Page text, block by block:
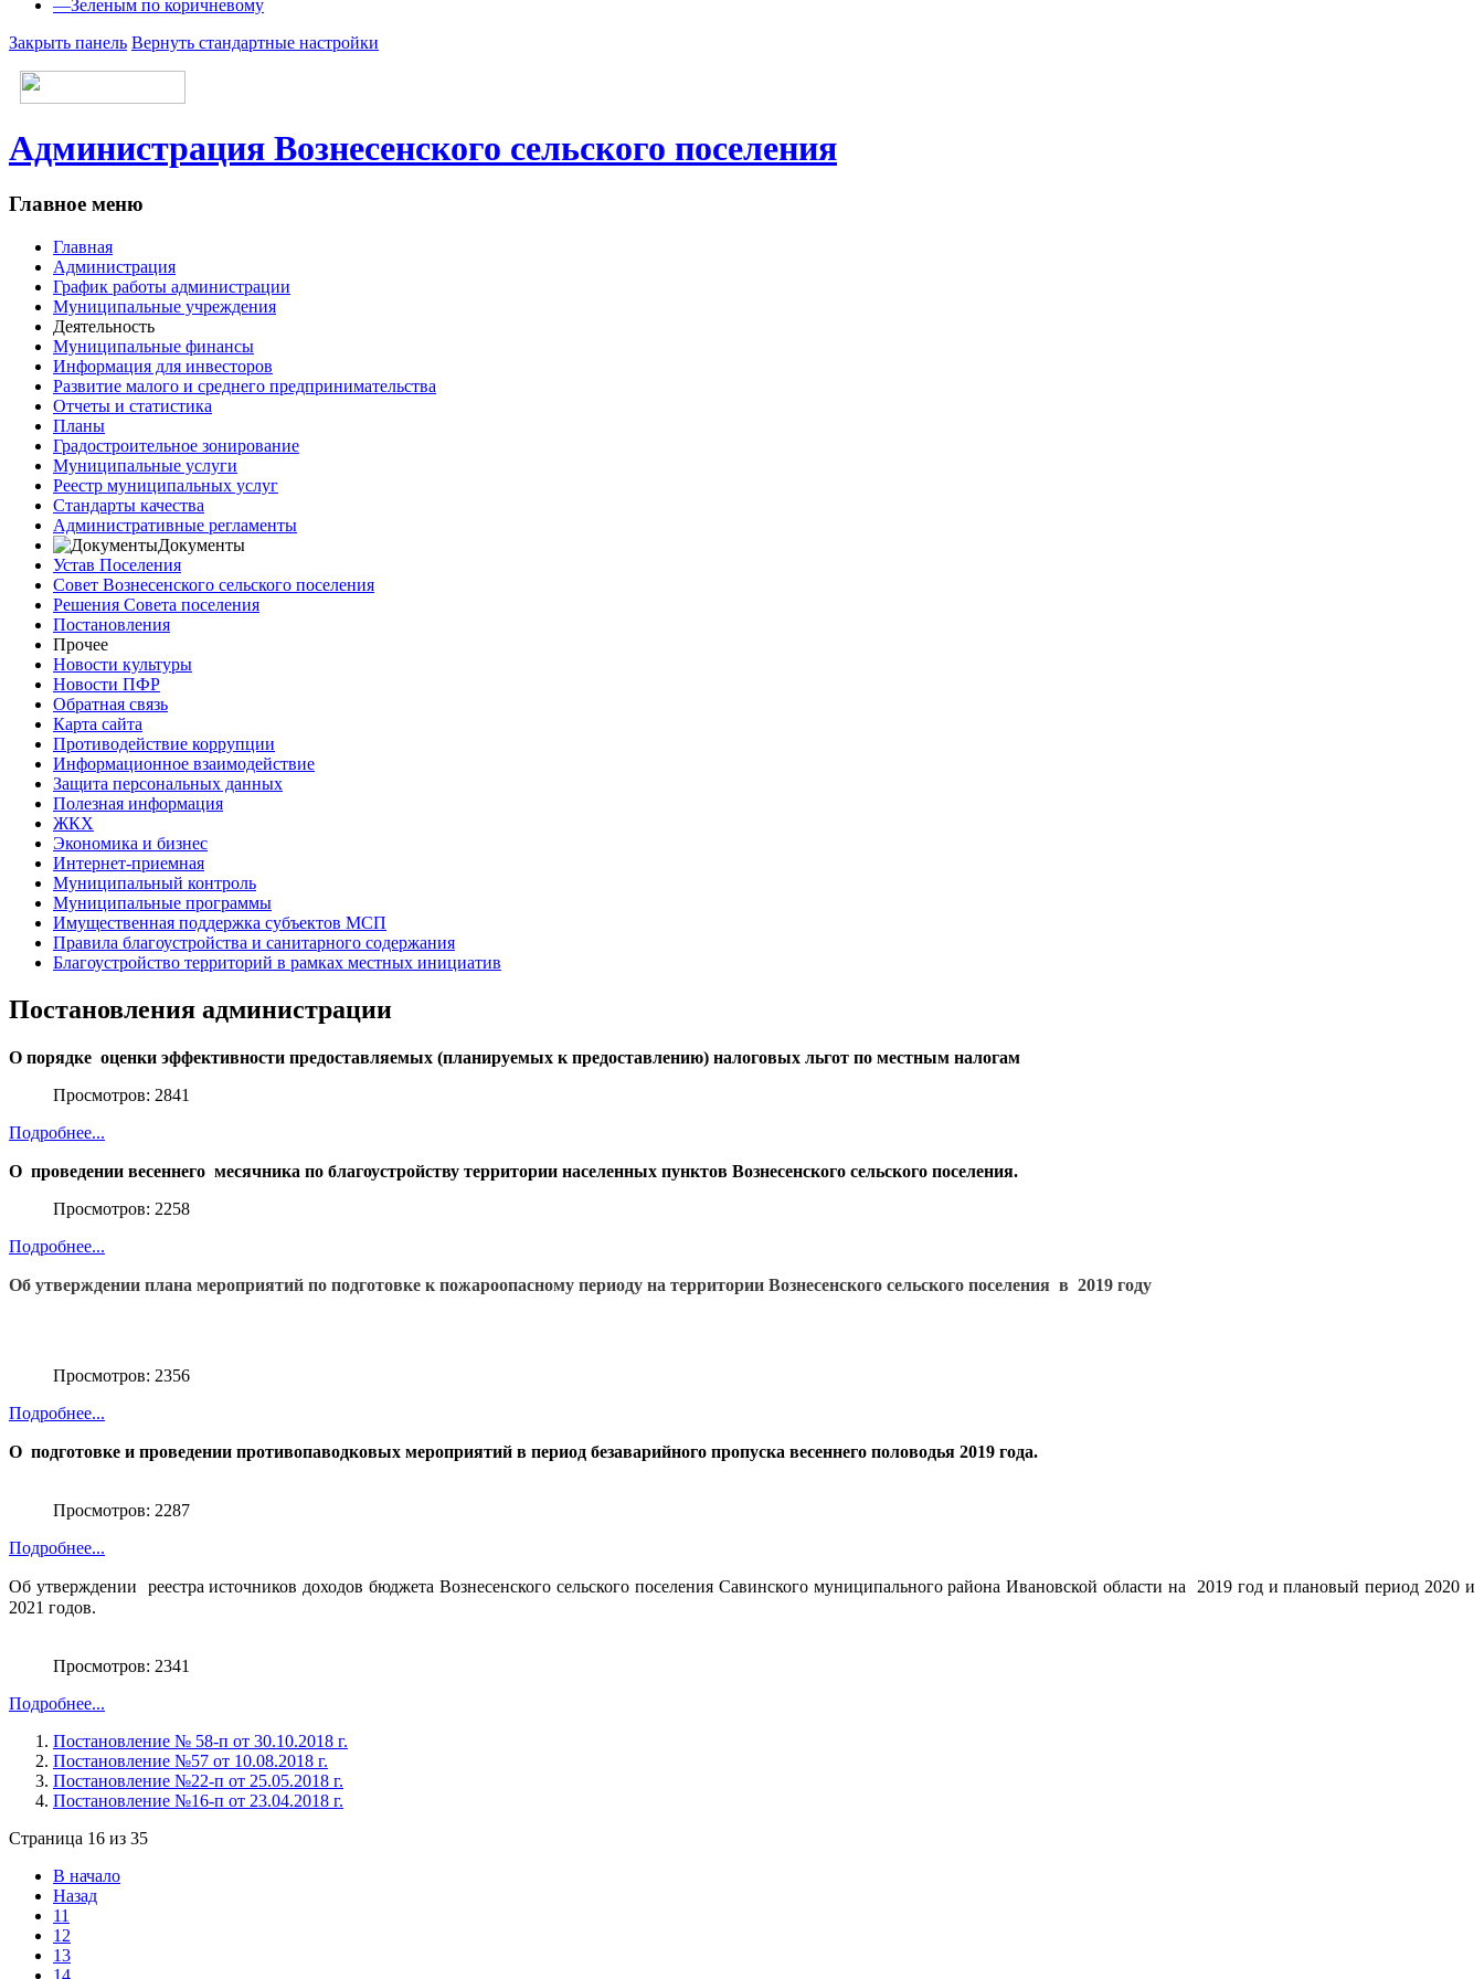
—Зеленым по коричневому
Закрыть панель Вернуть стандартные настройки
Администрация Вознесенского сельского поселения
Главное меню
Главная
Администрация
График работы администрации
Муниципальные учреждения
Деятельность
Муниципальные финансы
Информация для инвесторов
Развитие малого и среднего предпринимательства
Отчеты и статистика
Планы
Градостроительное зонирование
Муниципальные услуги
Реестр муниципальных услуг
Стандарты качества
Административные регламенты
Документы
Устав Поселения
Совет Вознесенского сельского поселения
Решения Совета поселения
Постановления
Прочее
Новости культуры
Новости ПФР
Обратная связь
Карта сайта
Противодействие коррупции
Информационное взаимодействие
Защита персональных данных
Полезная информация
ЖКХ
Экономика и бизнес
Интернет-приемная
Муниципальный контроль
Муниципальные программы
Имущественная поддержка субъектов МСП
Правила благоустройства и санитарного содержания
Благоустройство территорий в рамках местных инициатив
Постановления администрации
О порядке  оценки эффективности предоставляемых (планируемых к предоставлению) налоговых льгот по местным налогам
Просмотров: 2841
Подробнее...
О  проведении весеннего  месячника по благоустройству территории населенных пунктов Вознесенского сельского поселения.
Просмотров: 2258
Подробнее...
Об утверждении плана мероприятий по подготовке к пожароопасному периоду на территории Вознесенского сельского поселения  в 2019 году
Просмотров: 2356
Подробнее...
О  подготовке и проведении противопаводковых мероприятий в период безаварийного пропуска весеннего половодья 2019 года.
Просмотров: 2287
Подробнее...
Об утверждении  реестра источников доходов бюджета Вознесенского сельского поселения Савинского муниципального района Ивановской области на  2019 год и плановый период 2020 и
2021 годов.
Просмотров: 2341
Подробнее...
Постановление № 58-п от 30.10.2018 г.
Постановление №57 от 10.08.2018 г.
Постановление №22-п от 25.05.2018 г.
Постановление №16-п от 23.04.2018 г.
Страница 16 из 35
В начало
Назад
11
12
13
14